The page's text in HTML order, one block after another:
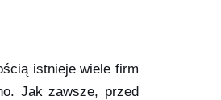
istnieje wiele firm
Jak zawsze, przed